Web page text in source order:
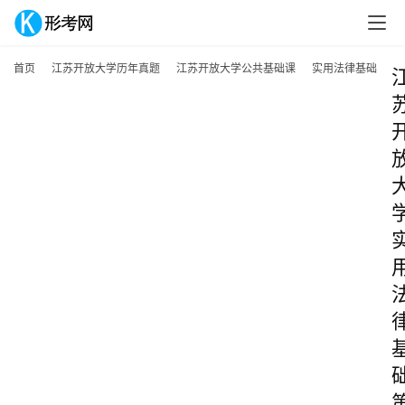
首页 江苏开放大学历年真题 江苏开放大学公共基础课 实用法律基础